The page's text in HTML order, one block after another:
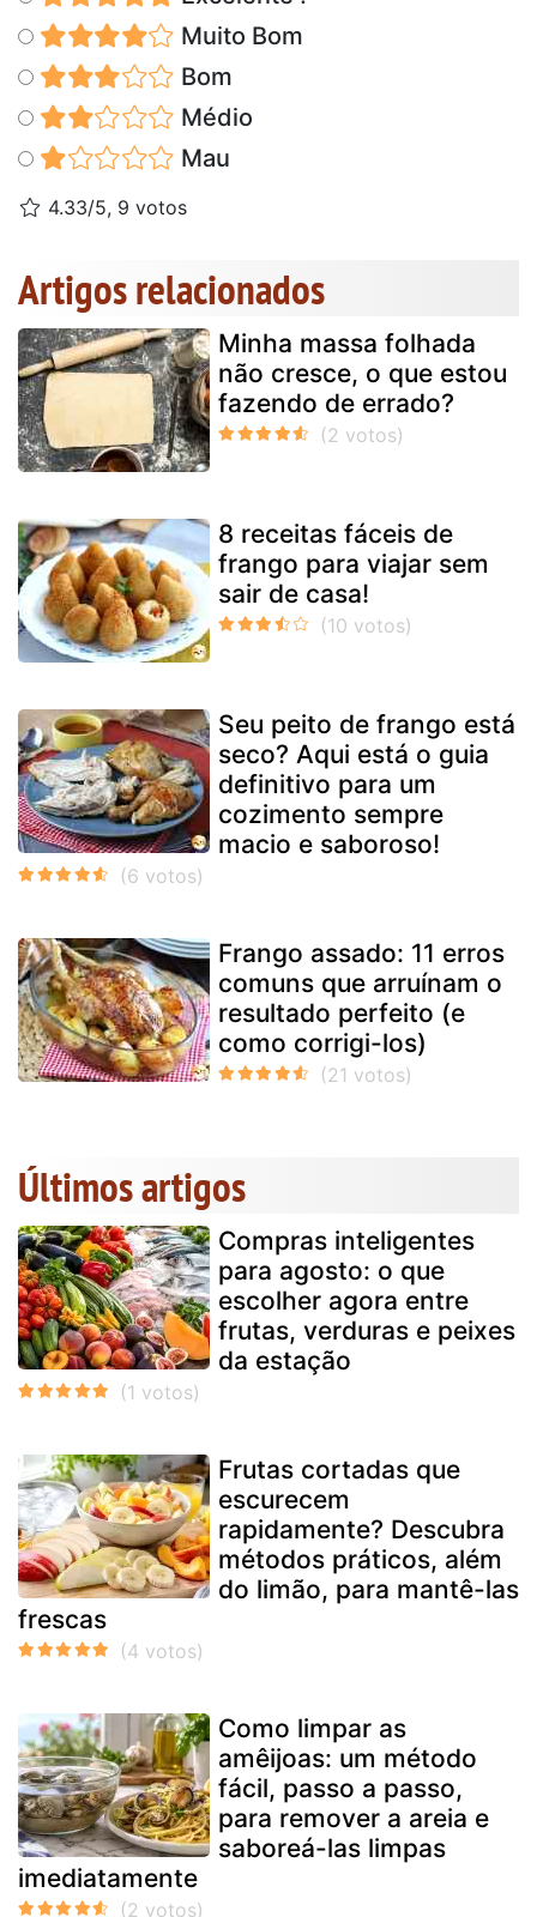
Muito Bom
Bom
Médio
Mau
4.33/5, 9 votos
Artigos relacionados
Minha massa folhada
não cresce, o que estou
fazendo de errado?
8 receitas fáceis de
frango para viajar sem
sair de casa!
Seu peito de frango está
seco? Aqui está o guia
definitivo para um
cozimento sempre
macio e saboroso!
Frango assado: 11 erros
comuns que arruínam o
resultado perfeito (e
como corrigi-los)
Últimos artigos
Compras inteligentes
para agosto: o que
escolher agora entre
frutas, verduras e peixes
da estação
Frutas cortadas que
escurecem
rapidamente? Descubra
métodos práticos, além
do limão, para mantê-las
frescas
Como limpar as
amêijoas: um método
fácil, passo a passo,
para remover a areia e
saboreá-las limpas
imediatamente